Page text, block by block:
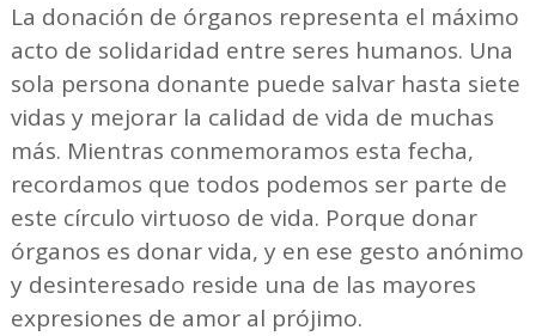
La donación de órganos representa el máximo
acto de solidaridad entre seres humanos. Una
sola persona donante puede salvar hasta siete
vidas y mejorar la calidad de vida de muchas
más. Mientras conmemoramos esta fecha,
recordamos que todos podemos ser parte de
este círculo virtuoso de vida. Porque donar
órganos es donar vida, y en ese gesto anónimo
y desinteresado reside una de las mayores
expresiones de amor al prójimo.